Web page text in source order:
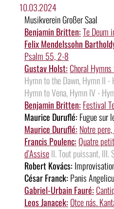
10.03.2024
Musikverein Großer Saal
Benjamin Britten:Te Deum
Felix Mendelssohn
Psalm 55, 2-8
Gustav Holst: Choral
Hymn to the Dawn, Hymn II
Hymn to Vena, Hymn IV -
Benjamin Britten: Festival
Maurice Duruflé: Fugue sur
Maurice Duruflé: Notre
Francis Poulenc: Quatre
d’AssiseII. Tout puissant, III.
Robert Kovács:
César Franck: Panis
Gabriel-Urbain Fauré:
Leos Janacek: Otce nás.